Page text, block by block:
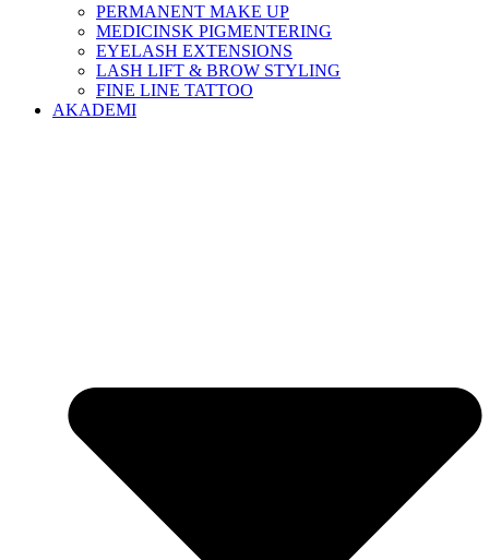
PERMANENT MAKE UP
MEDICINSK PIGMENTERING
EYELASH EXTENSIONS
LASH LIFT & BROW STYLING
FINE LINE TATTOO
AKADEMI